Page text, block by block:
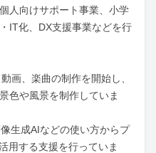
人向けサポート事業、小学
IT化、DX支援事業などを行
画、楽曲の制作を開始し、
色や風景を制作していま
生成AIなどの使い方からプ
用する支援を行っていま